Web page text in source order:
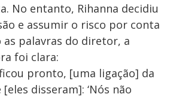
No entanto, Rihanna decidiu
e assumir o risco por conta
as palavras do diretor, a
foi clara:
pronto, [uma ligação] da
disseram]: ‘Nós não